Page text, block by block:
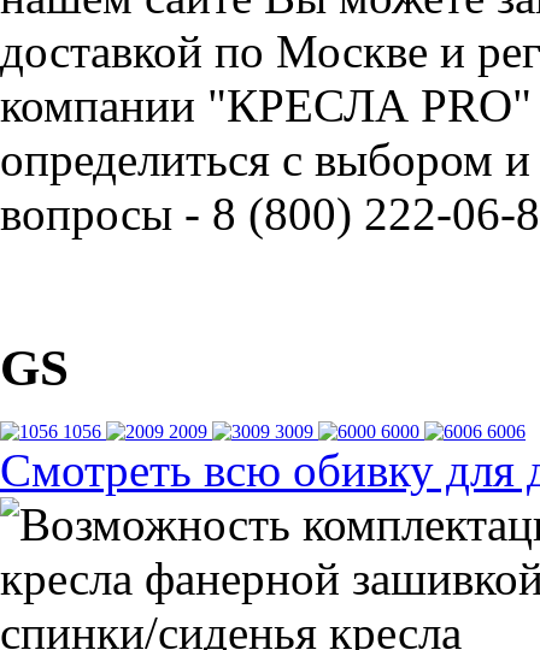
доставкой по Москве и
компании "КРЕСЛА PRO"
определиться с выбором
вопросы - 8 (800) 222-06-
GS
1056 2009 3009 6000 6006
Смотреть всю обивку для